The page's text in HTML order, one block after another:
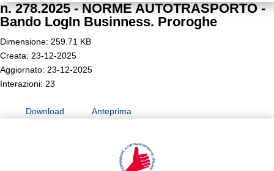
n. 278.2025 - NORME AUTOTRASPORTO -
Bando LogIn Businness. Proroghe
Dimensione: 259.71 KB
Creata: 23-12-2025
Aggiornato: 23-12-2025
Interazioni: 23
Download Anteprima